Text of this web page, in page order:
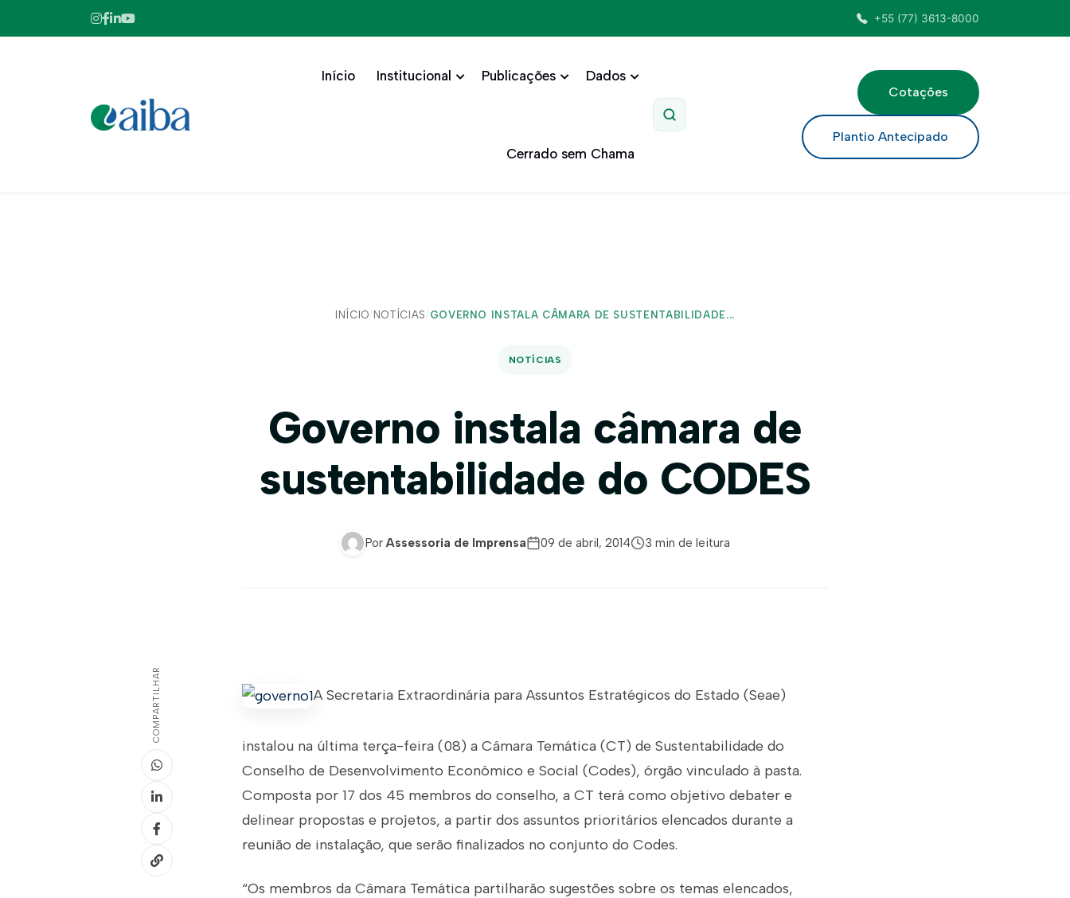
+55 (77) 3613-8000
Início Institucional Publicações Dados
Cerrado sem Chama
Pesquisar
Cotações
Plantio Antecipado
INÍCIO/ NOTÍCIAS / GOVERNO INSTALA CÂMARA DE SUSTENTABILIDADE...
NOTÍCIAS
Governo instala câmara de
sustentabilidade do CODES
Por Assessoria de Imprensa 09 de abril, 2014 3 min de leitura
COMPARTILHAR A Secretaria Extraordinária para Assuntos Estratégicos do Estado (Seae)
instalou na última terça-feira (08) a Câmara Temática (CT) de Sustentabilidade do
Conselho de Desenvolvimento Econômico e Social (Codes), órgão vinculado à pasta.
Composta por 17 dos 45 membros do conselho, a CT terá como objetivo debater e
delinear propostas e projetos, a partir dos assuntos prioritários elencados durante a
reunião de instalação, que serão finalizados no conjunto do Codes.
“Os membros da Câmara Temática partilharão sugestões sobre os temas elencados,